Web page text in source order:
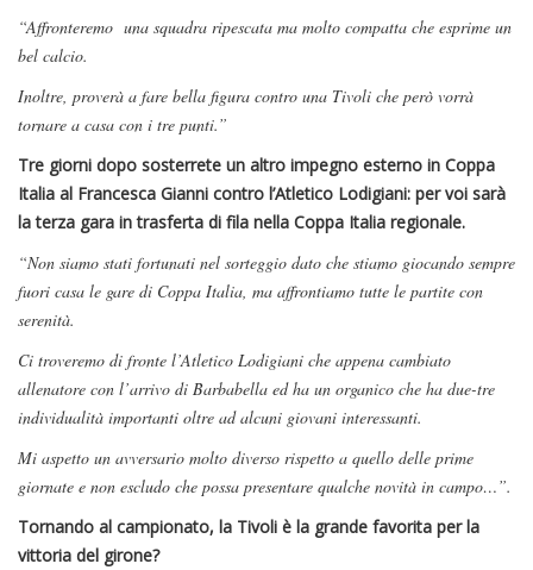
“Affronteremo una squadra ripescata ma molto compatta che esprime un
bel calcio.
Inoltre, proverà a fare bella figura contro una Tivoli che però vorrà
tornare a casa con i tre punti.”
Tre giorni dopo sosterrete un altro impegno esterno in Coppa
Italia al Francesca Gianni contro l’Atletico Lodigiani: per voi sarà
la terza gara in trasferta di fila nella Coppa Italia regionale.
“Non siamo stati fortunati nel sorteggio dato che stiamo giocando sempre
fuori casa le gare di Coppa Italia, ma affrontiamo tutte le partite con
serenità.
Ci troveremo di fronte l’Atletico Lodigiani che appena cambiato
allenatore con l’arrivo di Barbabella ed ha un organico che ha due-tre
individualità importanti oltre ad alcuni giovani interessanti.
Mi aspetto un avversario molto diverso rispetto a quello delle prime
giornate e non escludo che possa presentare qualche novità in campo…”.
Tornando al campionato, la Tivoli è la grande favorita per la
vittoria del girone?